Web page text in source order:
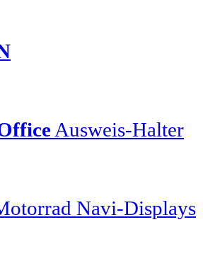
Ausweis-Halter
Navi-Displays